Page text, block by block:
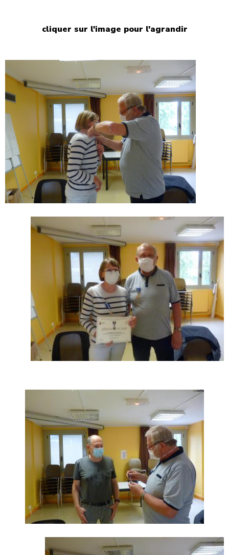
cliquer sur l'image pour l'agrandir